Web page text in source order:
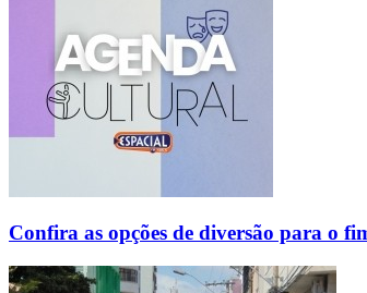
Confira as opções de diversão para o